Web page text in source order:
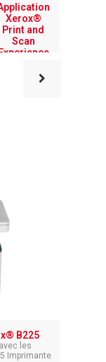
Xerox®
Print and
Scan
B225
les
Imprimante